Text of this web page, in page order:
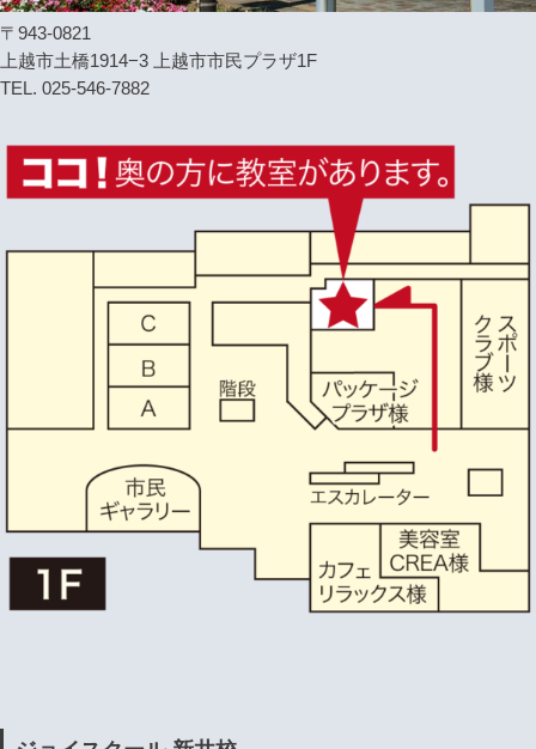
〒943-0821
上越市土橋1914−3 上越市市民プラザ1F
TEL. 025-546-7882